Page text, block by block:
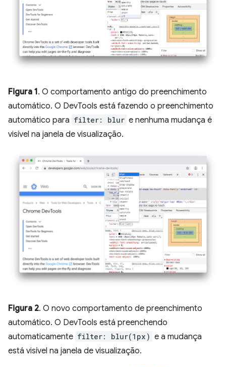
Figura 1. O comportamento antigo do preenchimento
automático. O DevTools está fazendo o preenchimento
automático para filter: blur e nenhuma mudança é
visível na janela de visualização.
Figura 2. O novo comportamento de preenchimento
automático. O DevTools está preenchendo
automaticamente filter: blur(1px) e a mudança
está visível na janela de visualização.